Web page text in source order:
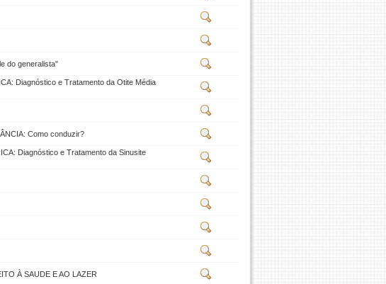
do generalista"
Diagnóstico e Tratamento da Otite Média
Como conduzir?
Diagnóstico e Tratamento da Sinusite
À SAUDE E AO LAZER